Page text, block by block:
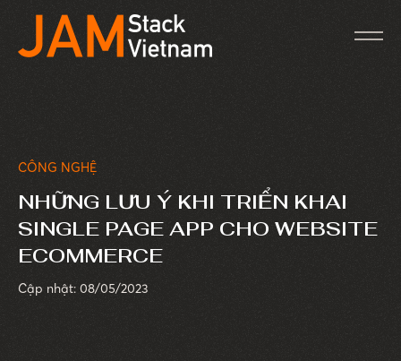
CÔNG NGHỆ
NHỮNG LƯU Ý KHI TRIỂN KHAI
SINGLE PAGE APP CHO WEBSITE
ECOMMERCE
Cập nhật: 08/05/2023